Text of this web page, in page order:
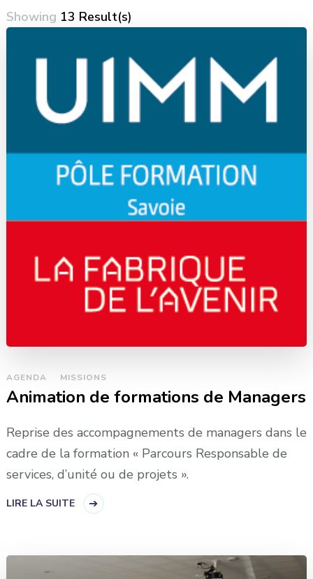
Showing 13 Result(s)
AGENDA MISSIONS
Animation de formations de Managers
Reprise des accompagnements de managers dans le
cadre de la formation « Parcours Responsable de
services, d’unité ou de projets ».
LIRE LA SUITE